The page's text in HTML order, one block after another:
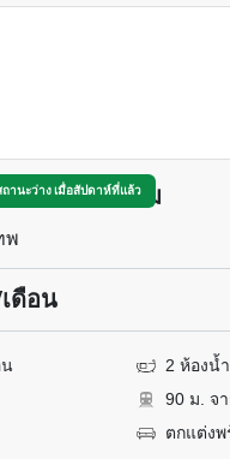
านะว่าง เมื่อสัปดาห์ที่แล้ว
คอนโดมิเนียม
พ
ดือน
2 ห้องน้ำ
90 ม. จ
ตกแต่งพ